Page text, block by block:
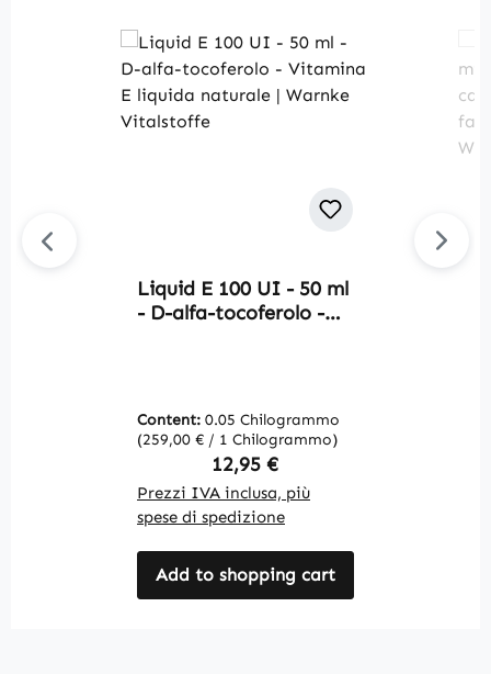
Liquid E 100 UI - 50 ml
- D-alfa-tocoferolo -
Content: 0.05 Chilogrammo
(259,00 € / 1 Chilogrammo)
Regular price:
12,95 €
Prezzi IVA inclusa, più
spese di spedizione
Add to shopping cart